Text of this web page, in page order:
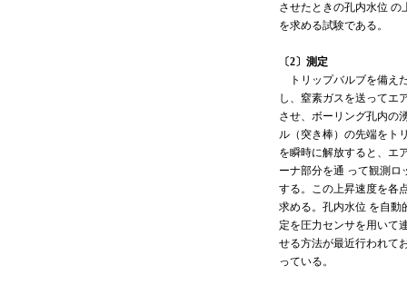
させたときの孔内水位 の
を求める試験である。
〔2〕測定
トリップバルブを備え
し、窒素ガスを送ってエ
させ、ボーリング孔内の
ル（突き棒）の先端をト
を瞬時に解放すると、エ
ーナ部分を通 って観測ロ
する。この上昇速度を各
求める。孔内水位 を自動
定を圧力センサを用いて
せる方法が最近行われて
っている。